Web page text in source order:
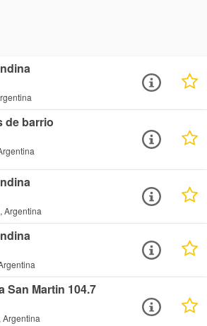
de barrio
Argentina
San Martin 104.7
Argentina